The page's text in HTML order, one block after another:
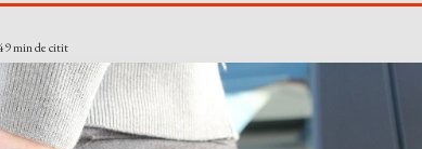
min de citit